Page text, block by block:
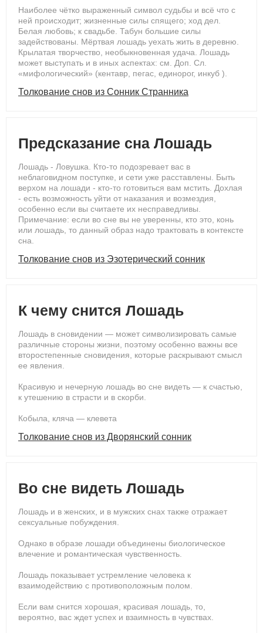
Наиболее чётко выраженный символ судьбы и всё что с
ней происходит; жизненные силы спящего; ход дел.
Белая любовь; к свадьбе. Табун большие силы
задействованы. Мёртвая лошадь уехать жить в деревню.
Крылатая творчество, необыкновенная удача. Лошадь
может выступать и в иных аспектах: см. Доп. Сл.
«мифологический» (кентавр, пегас, единорог, инкуб ).
Толкование снов из Сонник Странника
Предсказание сна Лошадь
Лошадь - Ловушка. Кто-то подозревает вас в
неблаговидном поступке, и сети уже расставлены. Быть
верхом на лошади - кто-то готовиться вам мстить. Дохлая
- есть возможность уйти от наказания и возмездия,
особенно если вы считаете их несправедливы.
Примечание: если во сне вы не уверенны, кто это, конь
или лошадь, то данный образ надо трактовать в контексте
сна.
Толкование снов из Эзотерический сонник
К чему снится Лошадь
Лошадь в сновидении — может символизировать самые
различные стороны жизни, поэтому особенно важны все
второстепенные сновидения, которые раскрывают смысл
ее явления.
Красивую и нечерную лошадь во сне видеть — к счастью,
к утешению в страсти и в скорби.
Кобыла, кляча — клевета
Толкование снов из Дворянский сонник
Во сне видеть Лошадь
Лошадь и в женских, и в мужских снах также отражает
сексуальные побуждения.
Однако в образе лошади объединены биологическое
влечение и романтическая чувственность.
Лошадь показывает устремление человека к
взаимодействию с противоположным полом.
Если вам снится хорошая, красивая лошадь, то,
вероятно, вас ждет успех и взаимность в чувствах.